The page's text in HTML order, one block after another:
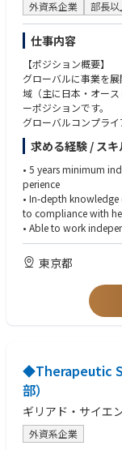
外資系企業 部長以
仕事内容
【ポジション概要】
グローバルに事業を
域（主に日本・オー
ーポジションです。
グローバルコンプラ
ながら、APAC地域に
担当いただきます。日
応に関する審査・承
およびモニタリング活
営業、メディカル、
連携しながら、コンプ
していただくポジシ
【主な業務内容】
■コンプライアンス業
・医療従事者との契
・経営層向けのコン
・グローバルコンプ
■メディカル・コマー
・MR・MSLによる情
・販促資材、メディ
・外部モニタリングに
求める経験 / スキ
• 5 years minimum
perience
• In-depth
to compliance with
• Able to work
an issue for resolution
• Capacity of
es
• Demonstrated
own, and across the
• Excellent technical
東京都
◆Therapeutic
部）
ギリアド・サイエ
外資系企業